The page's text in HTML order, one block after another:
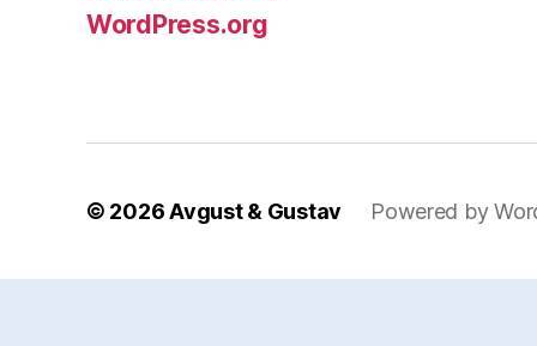
WordPress.org
© 2026Avgust & Gustav Powered by